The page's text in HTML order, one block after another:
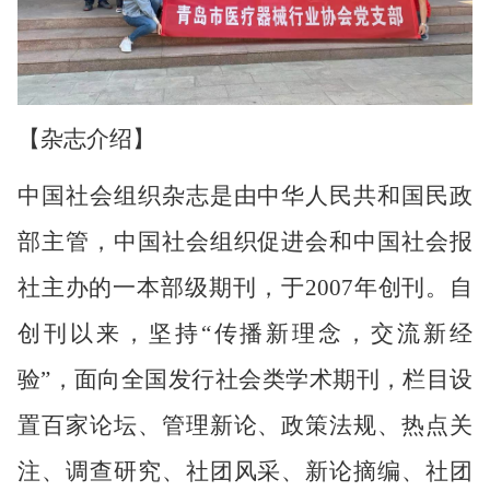
【杂志介绍】
中国社会组织杂志是由中华人民共和国民政
部主管，中国社会组织促进会和中国社会报
社主办的一本部级期刊，于2007年创刊。自
创刊以来，坚持“传播新理念，交流新经
验”，面向全国发行社会类学术期刊，栏目设
置百家论坛、管理新论、政策法规、热点关
注、调查研究、社团风采、新论摘编、社团